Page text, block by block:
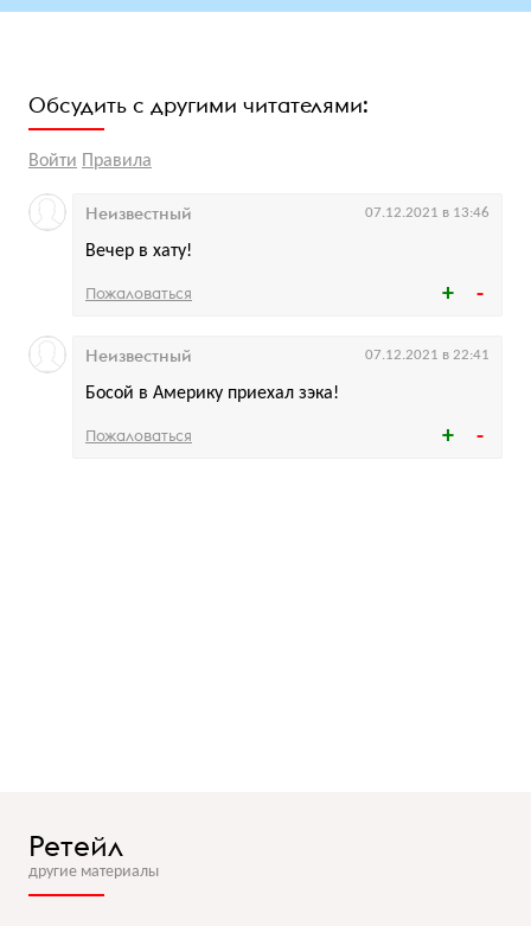
Обсудить с другими читателями:
Войти Правила
Вечер в хату!
Неизвестный 07.12.2021 в 13:46
Пожаловаться
Босой в Америку приехал зэка!
Неизвестный 07.12.2021 в 22:41
Пожаловаться
Ретейл
другие материалы